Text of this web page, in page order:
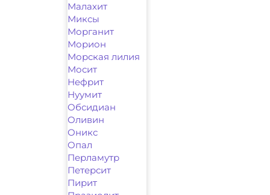
Малахит
Миксы
Морганит
Морион
Морская лилия
Мосит
Нефрит
Нуумит
Обсидиан
Оливин
Оникс
Опал
Перламутр
Петерсит
Пирит